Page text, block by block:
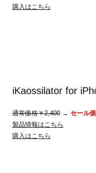
購入はこちら
iKaossilator for
通常価格￥2,400→ セール
製品情報はこちら
購入はこちら